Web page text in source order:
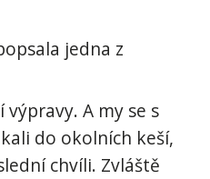
jedna z
A my se s
do okolních keší,
chvíli. Zvláště